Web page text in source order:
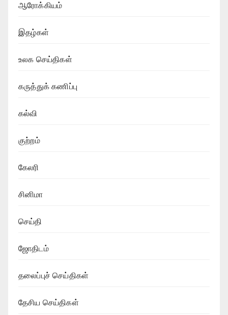
ஆரோக்கியம்
இதழ்கள்
உலக செய்திகள்
கருத்துக் கணிப்பு
கல்வி
குற்றம்
கேலரி
சினிமா
செய்தி
ஜோதிடம்
தலைப்புச் செய்திகள்
தேசிய செய்திகள்